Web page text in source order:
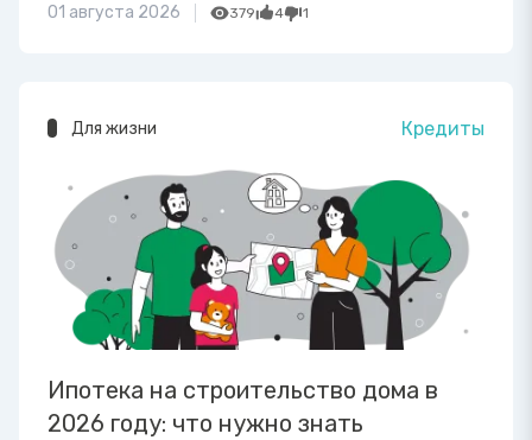
01 августа 2026 379 4 1
Для жизни Кредиты
Ипотека на строительство дома в
2026 году: что нужно знать